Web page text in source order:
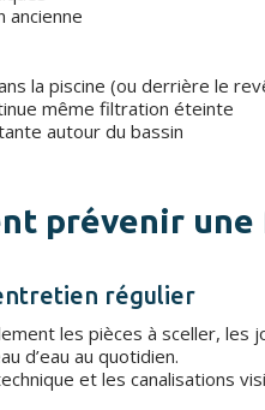
ancienne
la piscine (ou derrière le
même filtration éteinte
autour du bassin
prévenir
régulier
les pièces à sceller, les
d’eau au quotidien.
et les canalisations